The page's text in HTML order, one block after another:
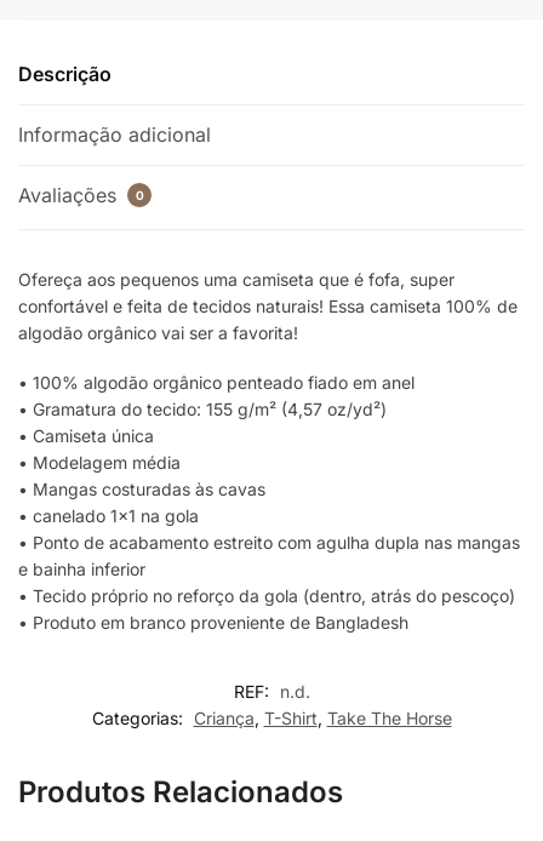
Descrição
Informação adicional
Avaliações 0
Ofereça aos pequenos uma camiseta que é fofa, super
confortável e feita de tecidos naturais! Essa camiseta 100% de
algodão orgânico vai ser a favorita!
• 100% algodão orgânico penteado fiado em anel
• Gramatura do tecido: 155 g/m² (4,57 oz/yd²)
• Camiseta única
• Modelagem média
• Mangas costuradas às cavas
• canelado 1×1 na gola
• Ponto de acabamento estreito com agulha dupla nas mangas
e bainha inferior
• Tecido próprio no reforço da gola (dentro, atrás do pescoço)
• Produto em branco proveniente de Bangladesh
REF:
n.d.
Categorias:
Criança, T-Shirt, Take The Horse
Produtos Relacionados